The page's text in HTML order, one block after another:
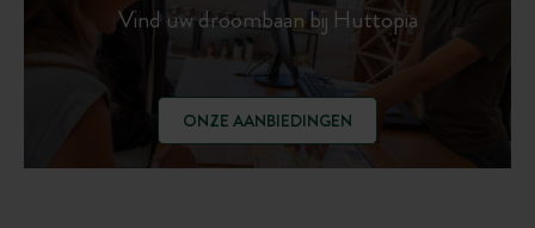
Vind uw droombaan bij Huttopia
ONZE AANBIEDINGEN